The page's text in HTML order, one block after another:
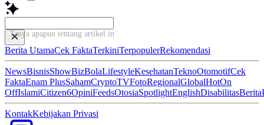
Tanya apapun tentang artikel ini...
Berita UtamaCek FaktaTerkiniTerpopulerRekomendasi
NewsBisnisShowBizBolaLifestyleKesehatanTeknoOtomotifCek
FaktaEnam PlusSahamCryptoTVFotoRegionalGlobalHotOn
OffIslamiCitizen6OpiniFeedsOtosiaSpotlightEnglishDisabilitasBerita
KontakKebijakan Privasi